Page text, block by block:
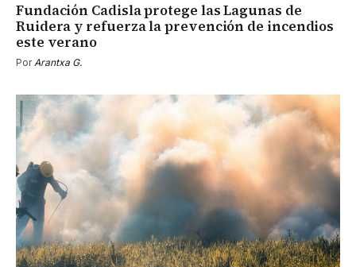
Fundación Cadisla protege las Lagunas de
Ruidera y refuerza la prevención de incendios
este verano
PorArantxa G.